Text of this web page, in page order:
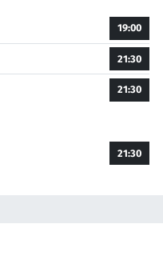
19:00
21:30
21:30
21:30